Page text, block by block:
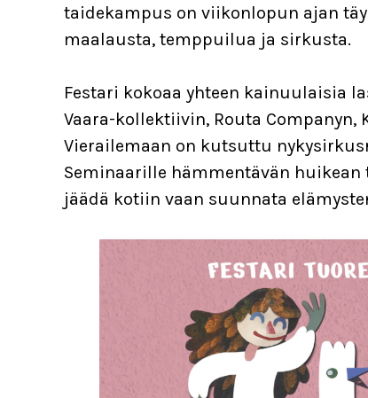
taidekampus on viikonlopun ajan
maalausta, temppuilua ja sirkusta.
Festari kokoaa yhteen kainuulaisia
Vaara-kollektiivin, Routa
Vierailemaan on kutsuttu
Seminaarille hämmentävän huikean
jäädä kotiin vaan suunnata